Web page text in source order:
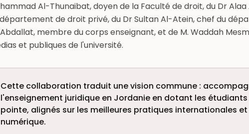
Al-Thunaibat, doyen de la Faculté de droit, du Dr
de droit privé, du Dr Sultan Al-Atein, chef du
membre du corps enseignant, et de M. Waddah
et publiques de l'université.
Cette collaboration traduit une vision commune :
l'enseignement juridique en Jordanie en dotant les
pointe, alignés sur les meilleures pratiques internationales
numérique.